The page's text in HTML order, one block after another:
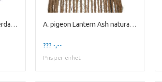
A. pigeon Glass bowl Alverda1 clear A. pigeon Lantern Ash natural / glass H10xD10
??? -,--
Pris per enhet